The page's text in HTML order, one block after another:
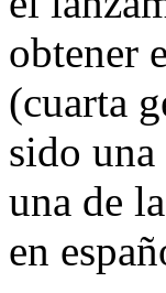
obtener
(cuarta
sido
una de
en